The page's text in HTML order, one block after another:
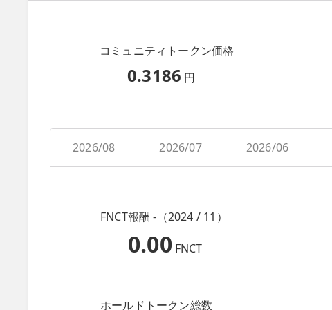
コミュニティトークン価格
0.3186 円
2026/08 2026/07 2026/06
FNCT報酬 -（2024 / 11）
0.00 FNCT
ホールドトークン総数